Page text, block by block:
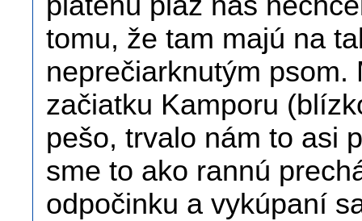
tomu, že tam majú na
neprečiarknutým
začiatku Kamporu
pešo, trvalo nám to asi
sme to ako rannú
odpočinku a vykúpaní